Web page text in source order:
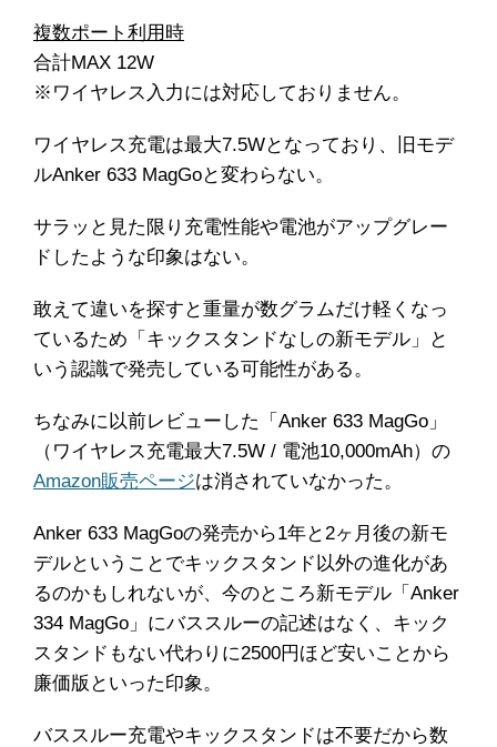
複数ポート利用時
合計MAX 12W
※ワイヤレス入力には対応しておりません。
ワイヤレス充電は最大7.5Wとなっており、旧モデ
ルAnker 633 MagGoと変わらない。
サラッと見た限り充電性能や電池がアップグレー
ドしたような印象はない。
敢えて違いを探すと重量が数グラムだけ軽くなっ
ているため「キックスタンドなしの新モデル」と
いう認識で発売している可能性がある。
ちなみに以前レビューした「Anker 633 MagGo」
（ワイヤレス充電最大7.5W / 電池10,000mAh）の
Amazon販売ページは消されていなかった。
Anker 633 MagGoの発売から1年と2ヶ月後の新モ
デルということでキックスタンド以外の進化があ
るのかもしれないが、今のところ新モデル「Anker
334 MagGo」にバススルーの記述はなく、キック
スタンドもない代わりに2500円ほど安いことから
廉価版といった印象。
バススルー充電やキックスタンドは不要だから数